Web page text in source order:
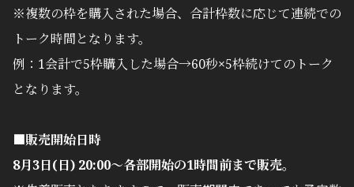
※複数の枠を購入された場合、合計枠数に応じて連続での
トーク時間となります。
例：1会計で5枠購入した場合→60秒×5枠続けてのトーク
となります。
■販売開始日時
8月3日(日) 20:00〜各部開始の1時間前まで販売。